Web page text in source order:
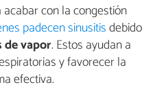
con la congestión
padecen sinusitisdebido
de vapor. Estos ayudan a
y favorecer la
efectiva.